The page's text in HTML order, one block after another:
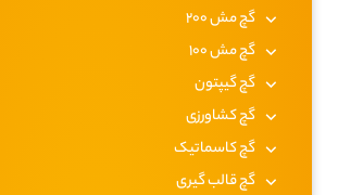
گچ مش 200
گچ مش 100
گچ گیپتون
گچ کشاورزی
گچ کاسماتیک
گچ قالب گیری